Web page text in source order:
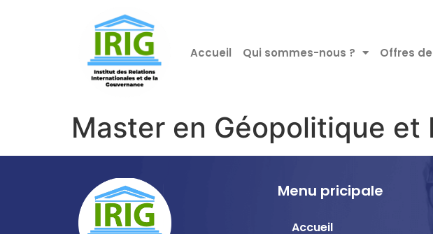
Accueil Qui sommes-nous ? Offres
Master en Géopolitique et
Menu pricipale
Accueil